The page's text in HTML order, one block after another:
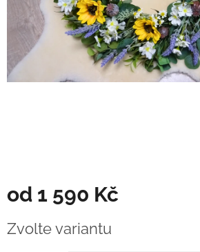
Věnce
stůl
Hodnocení
O
Kontakty
od 1 590 Kč
cena:
Zvolte variantu